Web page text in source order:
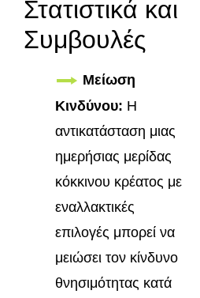
Στατιστικά και
Συμβουλές
Μείωση
Κινδύνου: Η
αντικατάσταση μιας
ημερήσιας μερίδας
κόκκινου κρέατος με
εναλλακτικές
επιλογές μπορεί να
μειώσει τον κίνδυνο
θνησιμότητας κατά